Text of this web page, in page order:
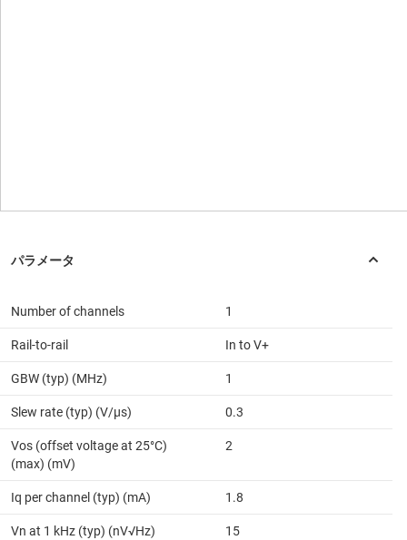
Number of channels 1
Rail-to-rail In to V+
GBW (typ) (MHz) 1
Slew rate (typ) (V/µs) 0.3
Vos (offset voltage at 25°C)
(max) (mV)
2
Iq per channel (typ) (mA) 1.8
Vn at 1 kHz (typ) (nV√Hz) 15